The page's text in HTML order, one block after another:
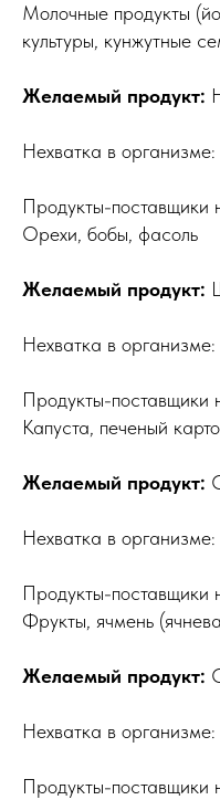
Молочные продукты
культуры, кунжутные
Желаемый продукт:
Нехватка в организме:
Продукты-поставщики
Орехи, бобы, фасоль
Желаемый продукт:
Нехватка в
Продукты-поставщики
Капуста, печеный
Желаемый продукт:
Нехватка в
Продукты-поставщики
Фрукты, ячмень
Желаемый продукт:
Нехватка в
Продукты-поставщики